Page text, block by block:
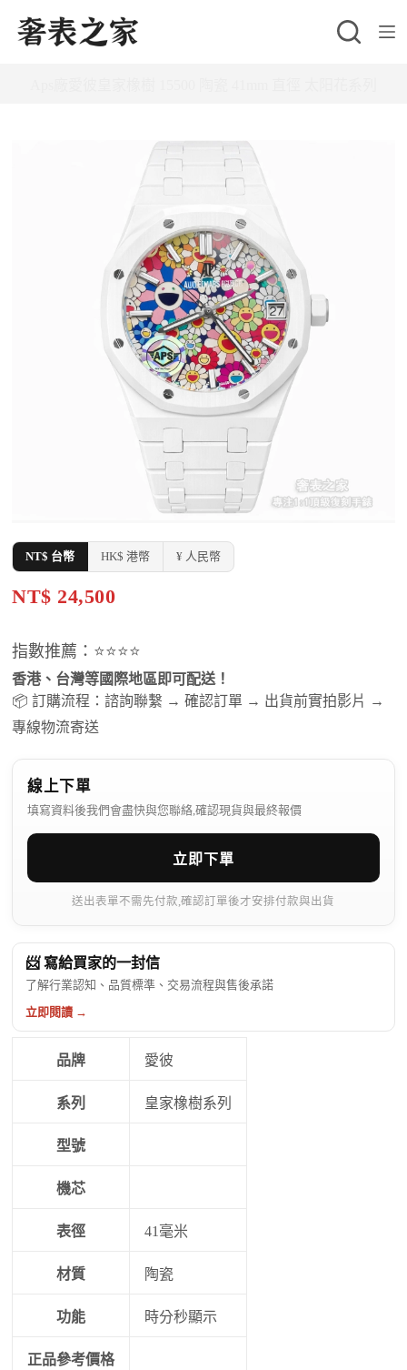
跳
至
NT$ 台幣 HK$ 港幣 ¥ 人民幣
NT$ 24,500
指數推薦：⭐⭐⭐⭐
香港、台灣等國際地區即可配送！
📦 訂購流程：諮詢聯繫 → 確認訂單 → 出貨前實拍影片 →
專線物流寄送
線上下單
填寫資料後我們會盡快與您聯絡,確認現貨與最終報價
立即下單
送出表單不需先付款,確認訂單後才安排付款與出貨
📨 寫給買家的一封信
了解行業認知、品質標準、交易流程與售後承諾
立即閱讀 →
品牌 愛彼
系列 皇家橡樹系列
型號
機芯
表徑 41毫米
材質 陶瓷
功能 時分秒顯示
正品參考價格